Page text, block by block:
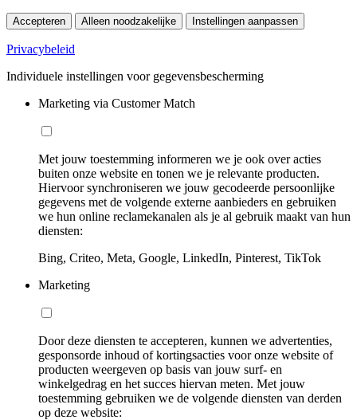
Accepteren Alleen noodzakelijke Instellingen aanpassen
Privacybeleid
Individuele instellingen voor gegevensbescherming
Marketing via Customer Match
Met jouw toestemming informeren we je ook over acties
buiten onze website en tonen we je relevante producten.
Hiervoor synchroniseren we jouw gecodeerde persoonlijke
gegevens met de volgende externe aanbieders en gebruiken
we hun online reclamekanalen als je al gebruik maakt van hun
diensten:
Bing, Criteo, Meta, Google, LinkedIn, Pinterest, TikTok
Marketing
Door deze diensten te accepteren, kunnen we advertenties,
gesponsorde inhoud of kortingsacties voor onze website of
producten weergeven op basis van jouw surf- en
winkelgedrag en het succes hiervan meten. Met jouw
toestemming gebruiken we de volgende diensten van derden
op deze website: